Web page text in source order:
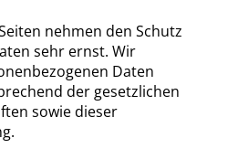
nehmen den Schutz
sehr ernst. Wir
Daten
der gesetzlichen
sowie dieser